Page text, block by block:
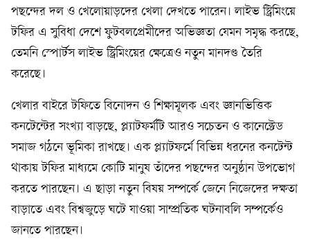
পছন্দের দল ও খেলোয়াড়দের খেলা দেখতে পারেন। লাইভ স্ট্রিমিংয়ে
টফির এ সুবিধা দেশে ফুটবলপ্রেমীদের অভিজ্ঞতা যেমন সমৃদ্ধ করছে,
তেমনি স্পোর্টস লাইভ স্ট্রিমিংয়ের ক্ষেত্রেও নতুন মানদণ্ড তৈরি
করেছে।
খেলার বাইরে টফিতে বিনোদন ও শিক্ষামূলক এবং জ্ঞানভিত্তিক
কনটেন্টের সংখ্যা বাড়ছে, প্ল্যাটফর্মটি আরও সচেতন ও কানেক্টেড
সমাজ গঠনে ভূমিকা রাখছে। এক প্ল্যাটফর্মে বিভিন্ন ধরনের কনটেন্ট
থাকায় টফির মাধ্যমে কোটি মানুষ তাঁদের পছন্দের অনুষ্ঠান উপভোগ
করতে পারছেন। এ ছাড়া নতুন বিষয় সম্পর্কে জেনে নিজেদের দক্ষতা
বাড়াতে এবং বিশ্বজুড়ে ঘটে যাওয়া সাম্প্রতিক ঘটনাবলি সম্পর্কেও
জানতে পারছেন।